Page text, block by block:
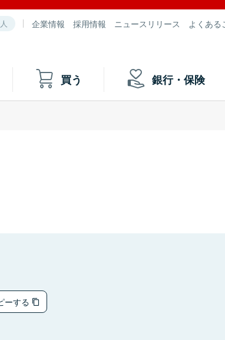
企業情報 採用情報 ニュースリリース よくある
買う 銀行・保険
ーする